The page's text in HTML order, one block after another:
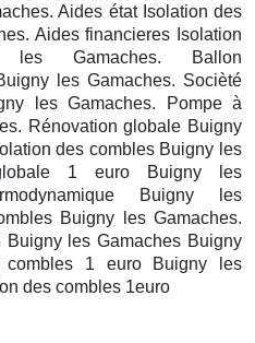
Aides état Isolation des
Aides financieres Isolation
les Gamaches.
Ballon
les Gamaches. Socièté
les Gamaches. Pompe à
Rénovation globale Buigny
des combles Buigny les
1 euro Buigny les
Buigny les
Buigny les Gamaches.
Buigny les Gamaches Buigny
combles 1 euro Buigny les
des combles 1euro